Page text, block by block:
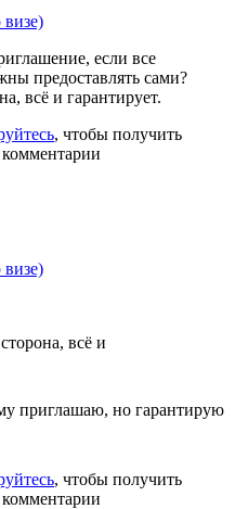
если все
предоставлять сами?
всё и гарантирует.
, чтобы получить
всё и
приглашаю, но гарантирую
, чтобы получить